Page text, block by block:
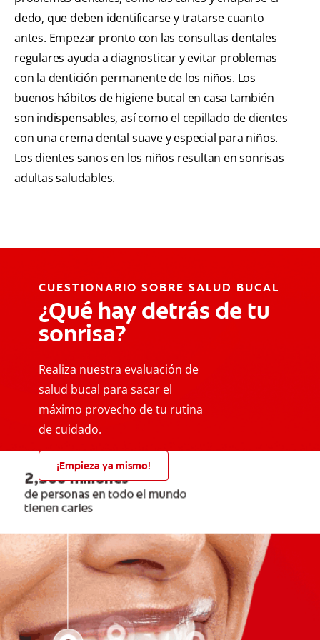
dedo, que deben identificarse y tratarse cuanto
antes. Empezar pronto con las consultas dentales
regulares ayuda a diagnosticar y evitar problemas
con la dentición permanente de los niños. Los
buenos hábitos de higiene bucal en casa también
son indispensables, así como el cepillado de dientes
con una crema dental suave y especial para niños.
Los dientes sanos en los niños resultan en sonrisas
adultas saludables.
CUESTIONARIO SOBRE SALUD BUCAL
¿Qué hay detrás de tu
sonrisa?
Realiza nuestra evaluación de
salud bucal para sacar el
máximo provecho de tu rutina
de cuidado.
¡Empieza ya mismo!